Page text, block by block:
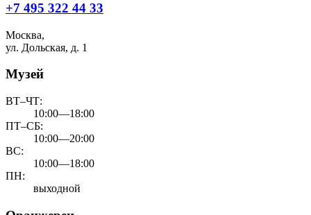
+7 495 322 44 33
Москва,
ул. Дольская, д. 1
Музей
ВТ–ЧТ:
10:00—18:00
ПТ–СБ:
10:00—20:00
ВС:
10:00—18:00
ПН:
выходной